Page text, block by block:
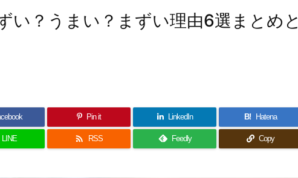
い？うまい？まずい理由6選まとめと
Pin it LinkedIn B! Hatena
LINE  RSS Feedly Copy